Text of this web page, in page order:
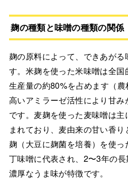
麹の種類と味噌の種類の関係
麹の原料によって、できあがる
す。米麹を使った米味噌は全
生産量の約80%を占めます（
高いアミラーゼ活性により甘
です。麦麹を使った麦味噌は
まれており、麦由来の甘い香
麹（大豆に麹菌を培養）を使
丁味噌に代表され、2〜3年の
濃厚なうま味が特徴です。